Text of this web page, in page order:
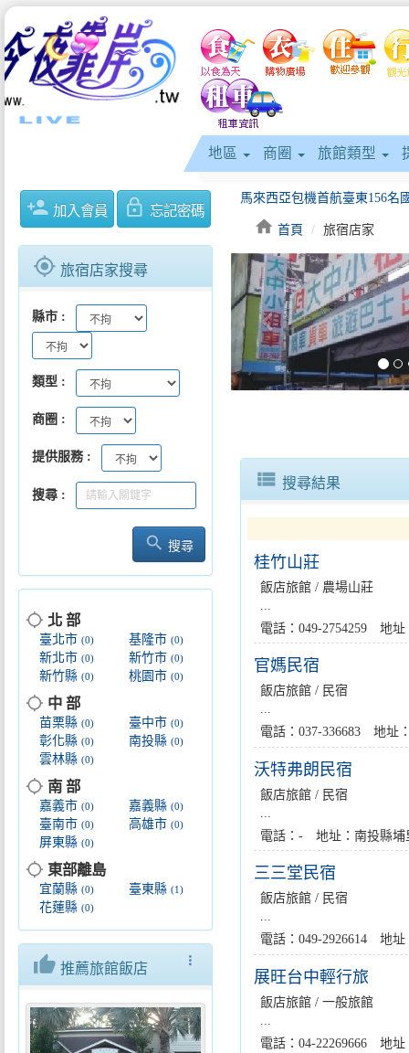
地區 商圈 旅館類型
person_add 加入會員 lock_outline 忘記密碼
gps_fixed 旅宿店家搜尋
縣市
類型
商圈
提供服務
搜尋
search 搜尋
location_searching 北 部
臺北市 (0) 基隆市(0)
新北市 (0) 新竹市(0)
新竹縣 (0) 桃園市(0)
location_searching 中 部
苗栗縣 (0) 臺中市(0)
彰化縣 (0) 南投縣(0)
雲林縣 (0)
location_searching 南 部
嘉義市 (0) 嘉義縣(0)
臺南市 (0) 高雄市(0)
屏東縣 (0)
location_searching 東部離島
宜蘭縣 (0) 臺東縣(1)
花蓮縣 (0)
more_vert
thumb_up 推薦旅館飯店
home 首頁 旅宿店家
keyboard_arrow_left
view_list 搜尋結果
桂竹山莊
飯店旅館 / 農場山莊
電話：049-2754259 地
官媽民宿
飯店旅館 / 民宿
...
電話：037-336683 地址
沃特弗朗民宿
飯店旅館 / 民宿
電話：- 地址：南投縣埔
三三堂民宿
飯店旅館 / 民宿
...
電話：049-2926614 地
展旺台中輕行旅
飯店旅館 / 一般旅館
電話：04-22269666 地